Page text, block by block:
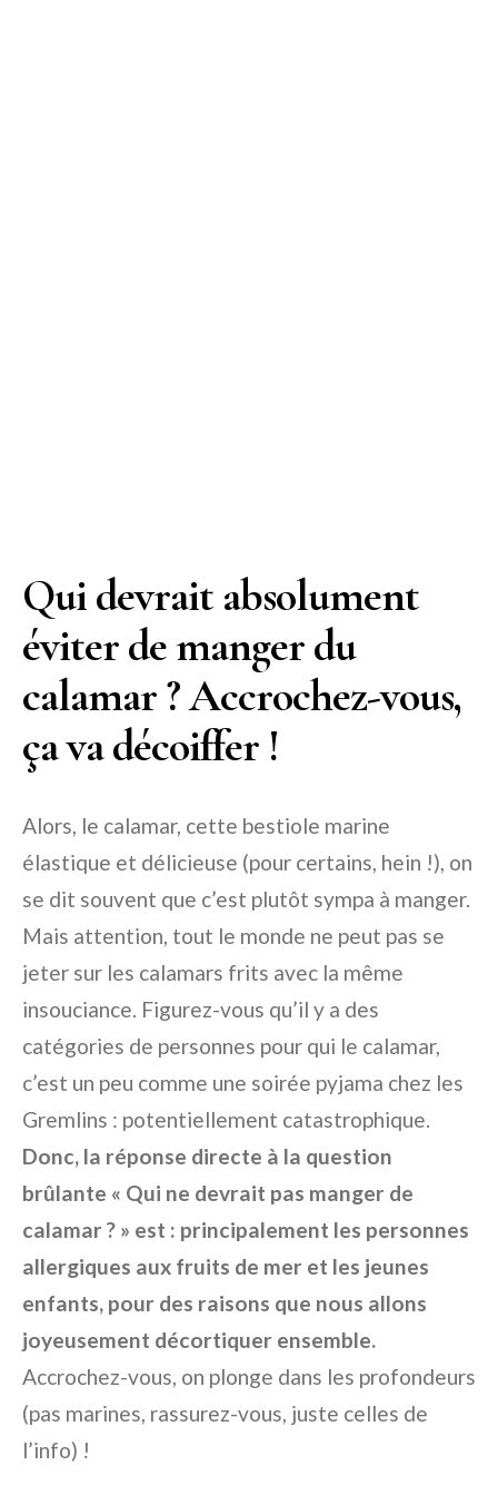
Qui devrait absolument
éviter de manger du
calamar ? Accrochez-vous,
ça va décoiffer !
Alors, le calamar, cette bestiole marine
élastique et délicieuse (pour certains, hein !), on
se dit souvent que c’est plutôt sympa à manger.
Mais attention, tout le monde ne peut pas se
jeter sur les calamars frits avec la même
insouciance. Figurez-vous qu’il y a des
catégories de personnes pour qui le calamar,
c’est un peu comme une soirée pyjama chez les
Gremlins : potentiellement catastrophique.
Donc, la réponse directe à la question
brûlante « Qui ne devrait pas manger de
calamar ? » est : principalement les personnes
allergiques aux fruits de mer et les jeunes
enfants, pour des raisons que nous allons
joyeusement décortiquer ensemble.
Accrochez-vous, on plonge dans les profondeurs
(pas marines, rassurez-vous, juste celles de
l’info) !